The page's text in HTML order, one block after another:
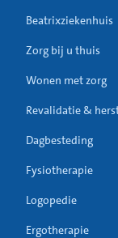
Beatrixziekenhuis
Zorg bij u thuis
Wonen met zorg
Revalidatie &
Dagbesteding
Fysiotherapie
Logopedie
Ergotherapie